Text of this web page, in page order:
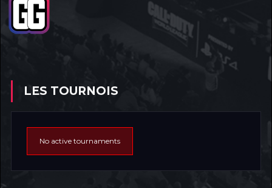
LES TOURNOIS
No active tournaments